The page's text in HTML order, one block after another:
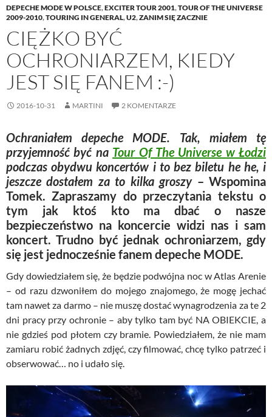
DEPECHE MODE W POLSCE,EXCITER TOUR 2001,TOUR OF THE UNIVERSE
2009-2010,TOURING IN GENERAL,U2,ZANIM SIĘ ZACZNIE
CIĘŻKO BYĆ
OCHRONIARZEM, KIEDY
JEST SIĘ FANEM :-)
2016-10-31 MARTINI 2 KOMENTARZE
Ochraniałem depeche MODE. Tak, miałem tę
przyjemność być na Tour Of The Universe w Łodzi
podczas obydwu koncertów i to bez biletu he he, i
jeszcze dostałem za to kilka groszy– Wspomina
Tomek. Zapraszamy do przeczytania tekstu o
tym jak ktoś kto ma dbać o nasze
bezpieczeństwo na koncercie widzi nas i sam
koncert. Trudno być jednak ochroniarzem, gdy
się jest jednocześnie fanem depeche MODE.
Gdy dowiedziałem się, że będzie podwójna noc w Atlas Arenie
– od razu dzwoniłem do mojego znajomego, że mogę jechać
tam nawet za darmo – nie muszę dostać wynagrodzenia za te 2
dni pracy przy ochronie – aby tylko tam być NA OBIEKCIE, a
nie gdzieś pod płotem czy bramie. Powiedziałem, że nie mam
zamiaru robić żadnych zdjęć, czy filmować, chcę tylko patrzeć i
obserwować… no i udało się.